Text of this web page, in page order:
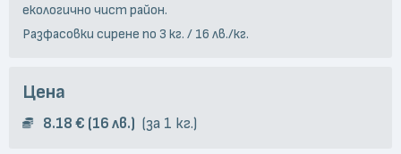
екологично чист район.
Разфасовки сирене по 3 кг. / 16 лв./кг.
Цена
8.18 € (16 лв.) за 1 кг.